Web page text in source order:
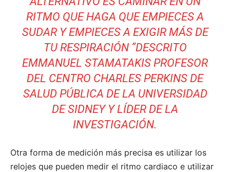
RITMO QUE HAGA QUE EMPIECES A
SUDAR Y EMPIECES A EXIGIR MÁS DE
TU RESPIRACIÓN ”DESCRITO
EMMANUEL STAMATAKIS PROFESOR
DEL CENTRO CHARLES PERKINS DE
SALUD PÚBLICA DE LA UNIVERSIDAD
DE SIDNEY Y LÍDER DE LA
INVESTIGACIÓN.
Otra forma de medición más precisa es utilizar los
relojes que pueden medir el ritmo cardiaco e utilizar